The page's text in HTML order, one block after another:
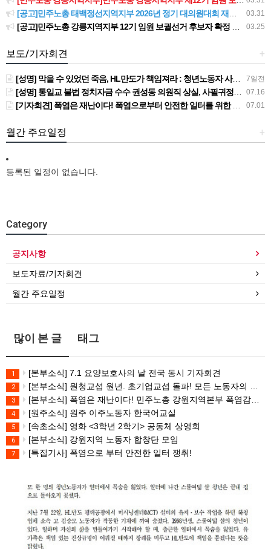
03.31
[공고]민주노총 태백정선지역지부 2026년 정기 대의원대회 재소집 건
03.25
[공고]민주노총 강릉지역지부 12기 임원 보궐선거 후보자 확정 공고
+
보도/기자회견
7일전
[성명] 막을 수 있었던 죽음, HL만도가 책임져라 : 청년노동자 사망사고의 철저한 진상규명과 재발방지 대책 마련하라
07.16
[성명] 통일교 불법 정치자금 수수 권성동 의원직 상실, 사필귀정이다
07.01
[기자회견] 폭염은 재난이다! 폭염으로부터 안전한 일터를 위한 민주노총 강원지역본부 폭염감시단 선포 기자회견
+
월간 주요일정
등록된 일정이 없습니다.
Category
공지사항
보도자료/기자회견
월간 주요일정
많이 본 글 태그
1 [본부소식] 7.1 요양보호사의 날 전국 동시 기자회견
2 [본부소식] 원청교섭 원년. 초기업교섭 돌파! 모든 노동자의 노동기본권 쟁취! 민주노총 7.15 총파업대회
3 [본부소식] 폭염은 재난이다! 민주노총 강원지역본부 폭염감시단 선포 기자회견
4 [원주소식] 원주 이주노동자 한국어교실
5 [속초소식] 영화 <3학년 2학기> 공동체 상영회
6 [본부소식] 강원지역 노동자 합창단 모임
7 [특집기사] 폭염으로 부터 안전한 일터 쟁취!